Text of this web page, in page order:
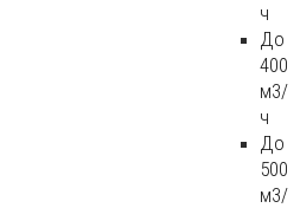
ч
До
400
м3/
ч
До
500
м3/